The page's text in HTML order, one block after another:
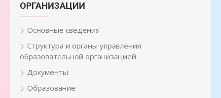
ОРГАНИЗАЦИИ
Основные сведения
Структура и органы управления
образовательной организацией
Документы
Образование